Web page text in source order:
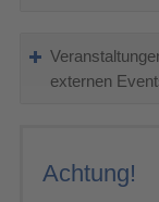
externen
Achtung!